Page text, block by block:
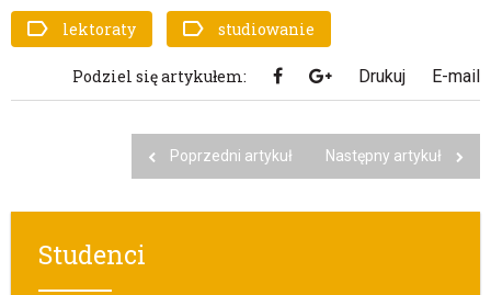
lektoraty studiowanie
Podziel się artykułem: Drukuj E-mail
Poprzedni artykuł Następny artykuł
Studenci